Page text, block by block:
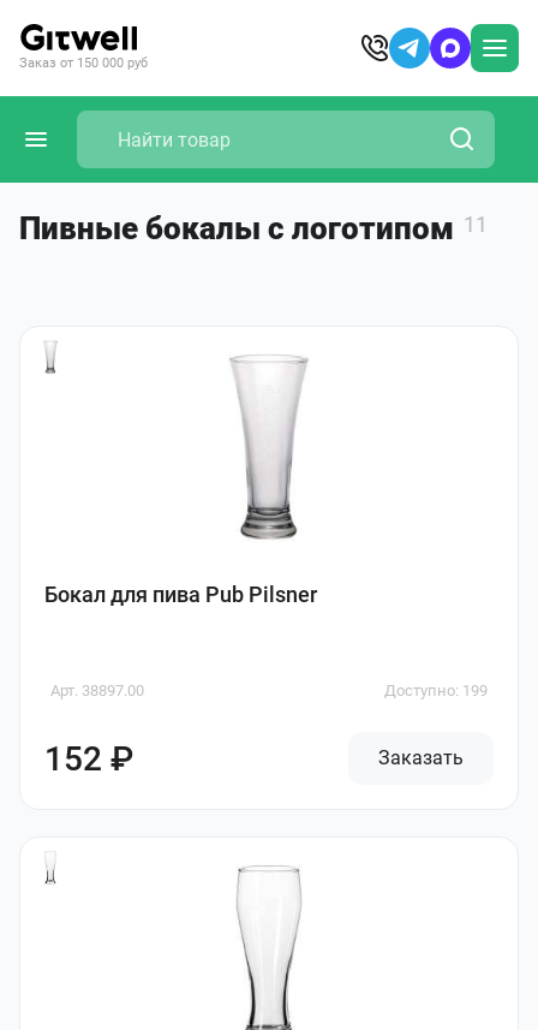
Заказ от 150 000 руб
Пивные бокалы с логотипом 11
Бокал для пива Pub Pilsner
Арт. 38897.00 Доступно: 199
152 ₽ Заказать